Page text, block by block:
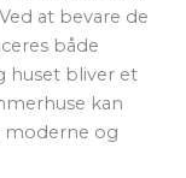
at bevare de
både
huset bliver et
kan
moderne og